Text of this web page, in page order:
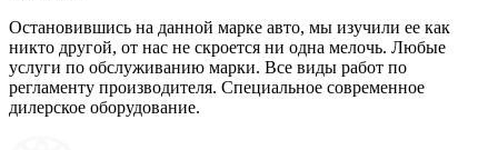
Остановившись на данной марке авто, мы изучили ее как
никто другой, от нас не скроется ни одна мелочь. Любые
услуги по обслуживанию марки. Все виды работ по
регламенту производителя. Специальное современное
дилерское оборудование.